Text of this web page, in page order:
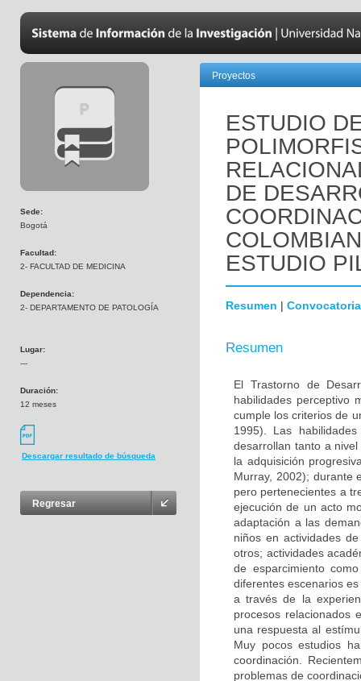
Sede:
Bogotá
Facultad:
2- FACULTAD DE MEDICINA
Dependencia:
2- DEPARTAMENTO DE PATOLOGÍA
Lugar:
---
Duración:
12 meses
Descargar resultado de búsqueda
Regresar
Proyectos
ESTUDIO
DE
ESTUDIO
Resumen | Convocatoria
Resumen
El Trastorno de
habilidades perceptivo
cumple los criterios de
1995). Las
desarrollan tanto a
la adquisición
Murray, 2002); durante
pero pertenecientes a
ejecución de un acto
adaptación a las
niños en actividades
otros; actividades
de esparcimiento
diferentes escenarios
a través de la
procesos relacionados
una respuesta al
Muy pocos estudios
coordinación.
problemas de